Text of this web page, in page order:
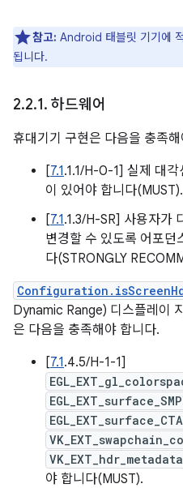
참고: Android 태블릿 기기에
됩니다.
2.2.1. 하드웨어
휴대기기 구현은 다음을 충족
[7.1.1.1/H-0-1] 실제 대각
이 있어야 합니다(MUST).
[7.1.1.3/H-SR] 사용자가
변경할 수 있도록 어포던
다(STRONGLY
Dynamic Range) 디스플레이
은 다음을 충족해야 합니다.
[7.1.4.5/H-1-1]
VK_EXT_hdr_metadata
야 합니다(MUST).